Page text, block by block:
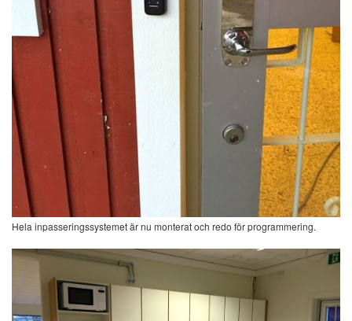
Hela inpasseringssystemet är nu monterat och redo för programmering.